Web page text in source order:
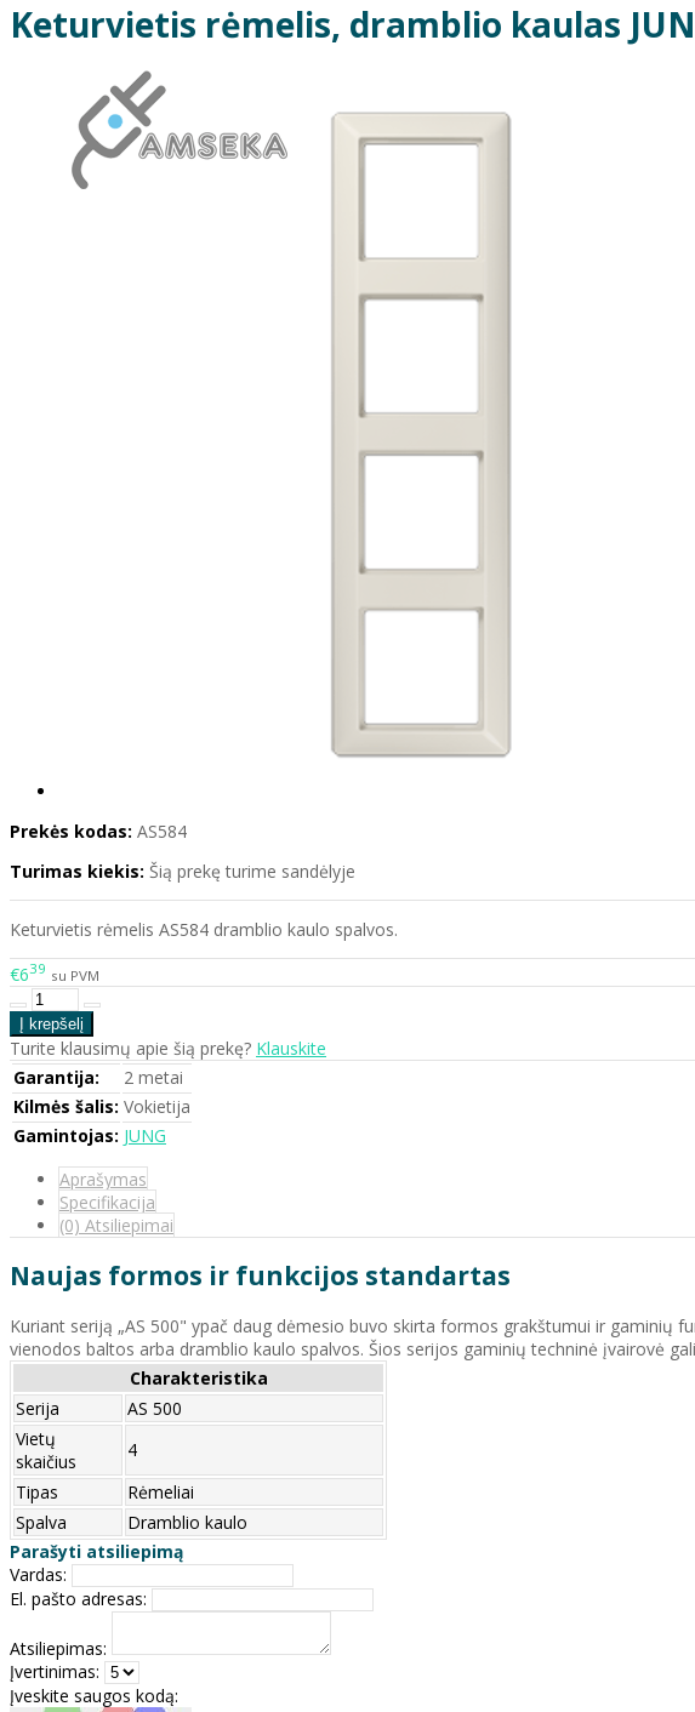
Keturvietis rėmelis, dramblio kaulas
Prekės kodas: AS584
Turimas kiekis: Šią prekę turime sandėlyje
Keturvietis rėmelis AS584 dramblio kaulo spalvos.
€639 su PVM
Turite klausimų apie šią prekę? Klauskite
Garantija:
2 metai
Kilmės šalis: Vokietija
Gamintojas: JUNG
Aprašymas
Specifikacija
(0) Atsiliepimai
Naujas formos ir funkcijos standartas
Kuriant seriją „AS 500" ypač daug dėmesio buvo skirta formos grakštumui ir gaminių
vienodos baltos arba dramblio kaulo spalvos. Šios serijos gaminių techninė įvairovė
Charakteristika
Serija
AS 500
Vietų
skaičius
4
Tipas
Rėmeliai
Spalva
Dramblio kaulo
Parašyti atsiliepimą
Vardas:
El. pašto adresas:
Atsiliepimas:
Įvertinimas:
Įveskite saugos kodą: